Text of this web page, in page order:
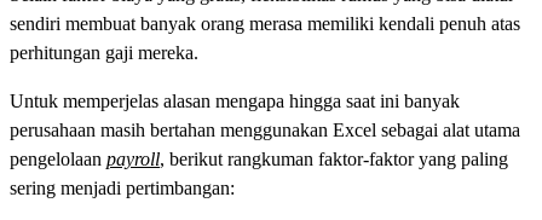
sendiri membuat banyak orang merasa memiliki kendali penuh atas
perhitungan gaji mereka.
Untuk memperjelas alasan mengapa hingga saat ini banyak
perusahaan masih bertahan menggunakan Excel sebagai alat utama
pengelolaan payroll, berikut rangkuman faktor-faktor yang paling
sering menjadi pertimbangan: